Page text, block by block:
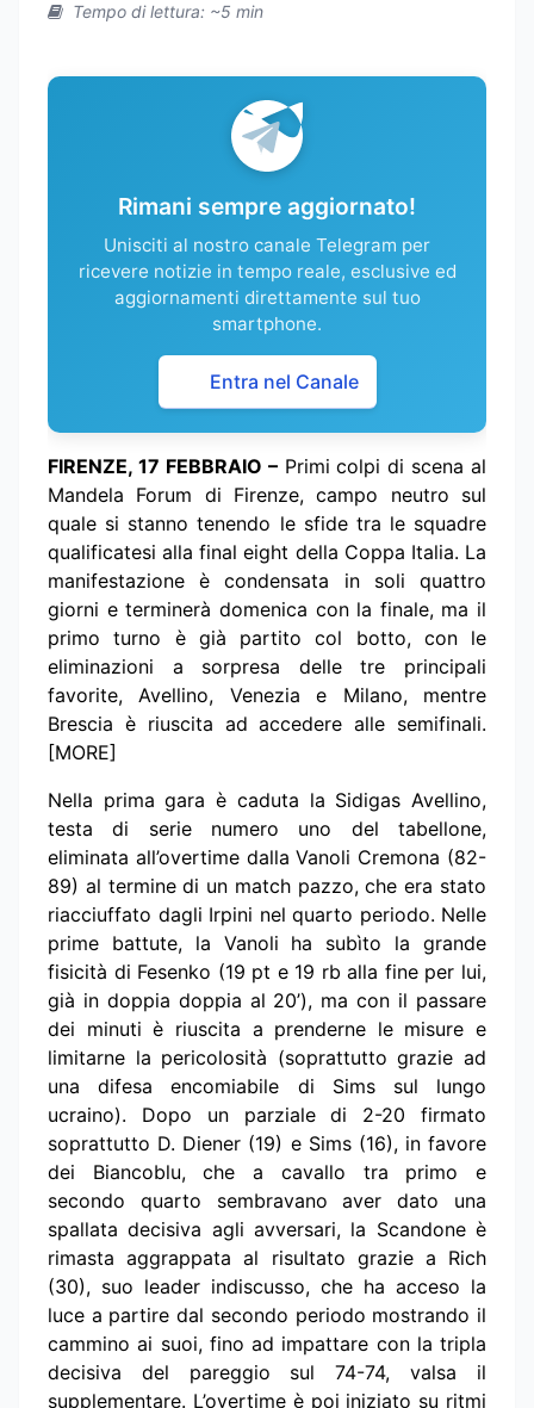
Tempo di lettura: ~5 min
Rimani sempre aggiornato!
Unisciti al nostro canale Telegram per
ricevere notizie in tempo reale, esclusive ed
aggiornamenti direttamente sul tuo
smartphone.
Entra nel Canale
FIRENZE, 17 FEBBRAIO –Primi colpi di scena al
Mandela Forum di Firenze, campo neutro sul
quale si stanno tenendo le sfide tra le squadre
qualificatesi alla final eight della Coppa Italia. La
manifestazione è condensata in soli quattro
giorni e terminerà domenica con la finale, ma il
primo turno è già partito col botto, con le
eliminazioni a sorpresa delle tre principali
favorite, Avellino, Venezia e Milano, mentre
Brescia è riuscita ad accedere alle semifinali.
[MORE]
Nella prima gara è caduta la Sidigas Avellino,
testa di serie numero uno del tabellone,
eliminata all’overtime dalla Vanoli Cremona (82-
89) al termine di un match pazzo, che era stato
riacciuffato dagli Irpini nel quarto periodo. Nelle
prime battute, la Vanoli ha subìto la grande
fisicità di Fesenko (19 pt e 19 rb alla fine per lui,
già in doppia doppia al 20’), ma con il passare
dei minuti è riuscita a prenderne le misure e
limitarne la pericolosità (soprattutto grazie ad
una difesa encomiabile di Sims sul lungo
ucraino). Dopo un parziale di 2-20 firmato
soprattutto D. Diener (19) e Sims (16), in favore
dei Biancoblu, che a cavallo tra primo e
secondo quarto sembravano aver dato una
spallata decisiva agli avversari, la Scandone è
rimasta aggrappata al risultato grazie a Rich
(30), suo leader indiscusso, che ha acceso la
luce a partire dal secondo periodo mostrando il
cammino ai suoi, fino ad impattare con la tripla
decisiva del pareggio sul 74-74, valsa il
supplementare. L’overtime è poi iniziato su ritmi